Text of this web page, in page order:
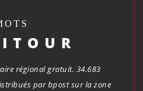
régional gratuit. 34.683
par bpost sur la zone